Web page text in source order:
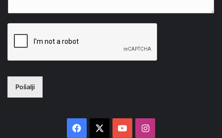
Pošalji
Facebook YouTubeInstagram